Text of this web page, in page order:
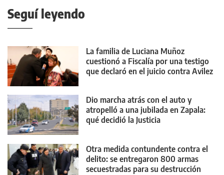
Seguí leyendo
La familia de Luciana Muñoz
cuestionó a Fiscalía por una testigo
que declaró en el juicio contra Avilez
Dio marcha atrás con el auto y
atropelló a una jubilada en Zapala:
qué decidió la Justicia
Otra medida contundente contra el
delito: se entregaron 800 armas
secuestradas para su destrucción